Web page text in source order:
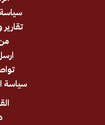
سياسة واقتصاد
تقارير وتحقيقات
ارسل خبرك
تواصل معنا
سياسة الخصوصية